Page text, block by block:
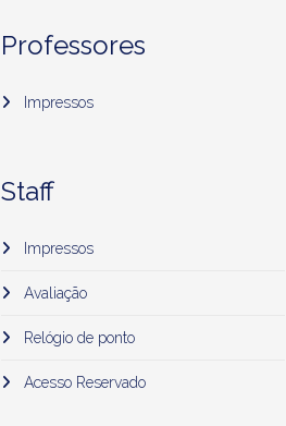
Professores
Impressos
Staff
Impressos
Avaliação
Relógio de ponto
Acesso Reservado